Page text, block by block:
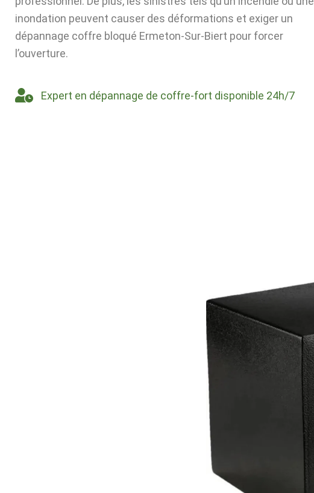
inondation peuvent causer des déformations et exiger un
dépannage coffre bloqué Ermeton-Sur-Biert pour forcer
l’ouverture.
Expert en dépannage de coffre-fort disponible 24h/7